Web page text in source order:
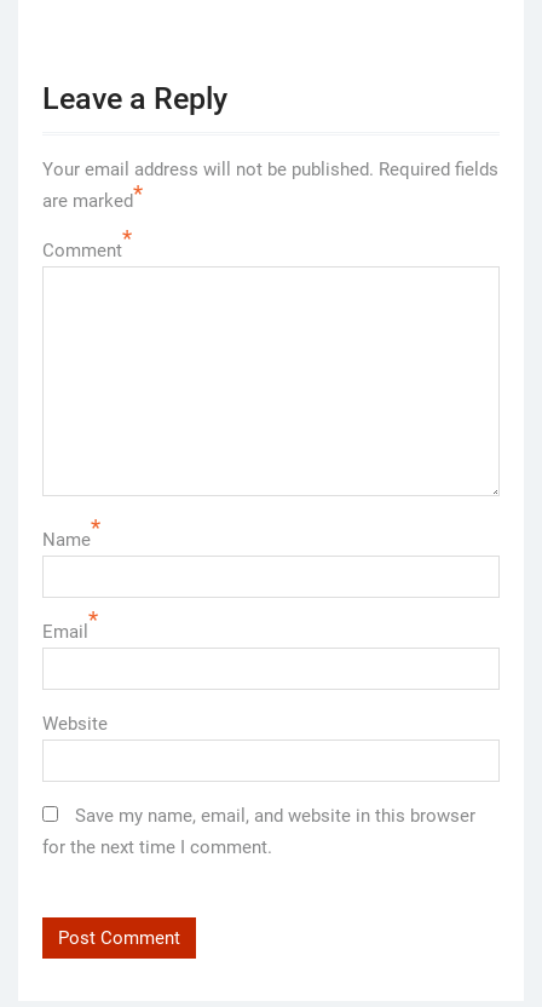
Leave a Reply
Your email address will not be published. Required fields
are marked*
Comment*
Name*
Email *
Website
Save my name, email, and website in this browser
for the next time I comment.